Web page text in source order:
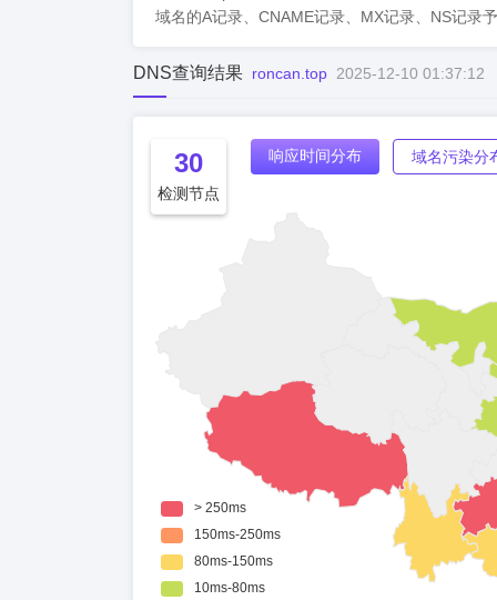
域名的A记录、CNAME记录、MX记录、NS记录
DNS查询结果 roncan.top 2025-12-10 01:37:12
30
检测节点
响应时间分布 域名污染分